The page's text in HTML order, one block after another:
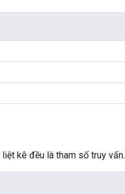
kê đều là tham số truy vấn.